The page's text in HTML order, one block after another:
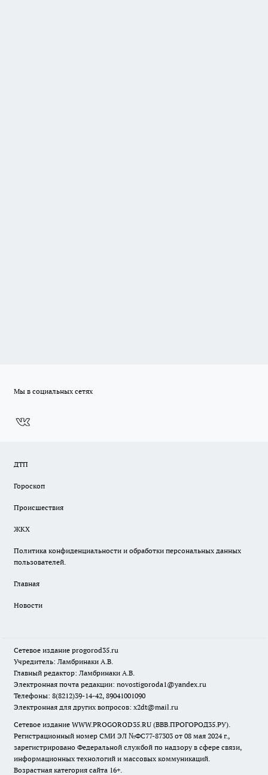
Мы в социальных сетях
ДТП
Гороскоп
Происшествия
ЖКХ
Политика конфиденциальности и обработки персональных данных
пользователей.
Главная
Новости
Сетевое издание progorod35.ru
Учредитель: Ламбринаки А.В.
Главный редактор: Ламбринаки А.В.
Электронная почта редакции: novostigoroda1@yandex.ru
Телефоны: 8(8212)39-14-42, 89041001090
Электронная для других вопросов: x2dt@mail.ru
Сетевое издание WWW.PROGOROD35.RU (ВВВ.ПРОГОРОД35.РУ).
Регистрационный номер СМИ ЭЛ №ФС77-87303 от 08 мая 2024 г.,
зарегистрировано Федеральной службой по надзору в сфере связи,
информационных технологий и массовых коммуникаций.
Возрастная категория сайта 16+.